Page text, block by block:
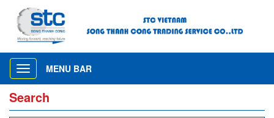
Toggle
navigation
MENU BAR
Search